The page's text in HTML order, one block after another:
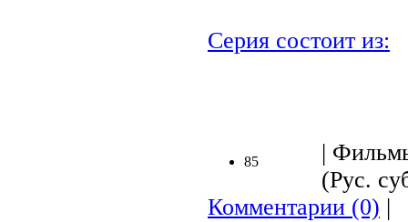
Серия состоит из:
85
|
(Рус.
Комментарии (0) |